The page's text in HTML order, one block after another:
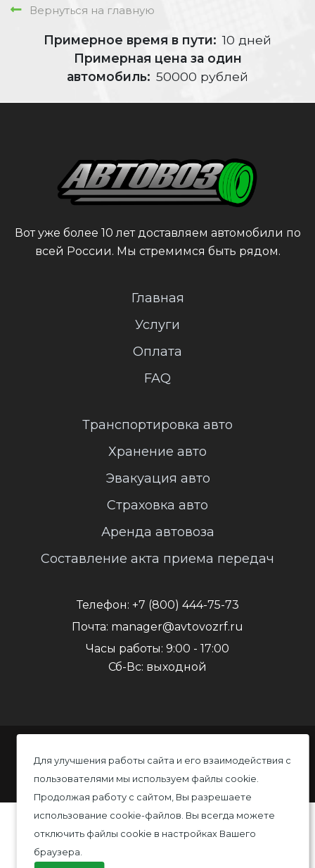
Для улучшения работы сайта и его взаимодействия с
пользователями мы используем файлы cookie.
Продолжая работу с сайтом, Вы разрешаете
использование cookie-файлов. Вы всегда можете
отключить файлы cookie в настройках Вашего
браузера.
Вернуться на главную
Примерное время в пути: 10 дней
Примерная цена за один
автомобиль: 50000 рублей
Вот уже более 10 лет доставляем автомобили по
всей России. Мы стремимся быть рядом.
Главная
Услуги
Оплата
FAQ
Транспортировка авто
Хранение авто
Эвакуация авто
Страховка авто
Аренда автовоза
Составление акта приема передач
Телефон: +7 (800) 444-75-73
Почта: manager@avtovozrf.ru
Часы работы: 9:00 - 17:00
Сб-Вс: выходной
Политика конфиденциальности